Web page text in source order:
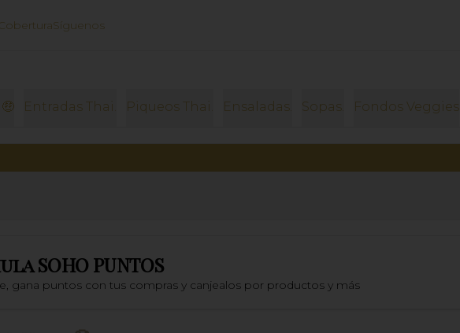
Síguenos
Entradas Thai. Piqueos Thai. Ensaladas. Sopas. Fondos Veggies
SOHO PUNTOS
gana puntos con tus compras y canjealos por productos y más